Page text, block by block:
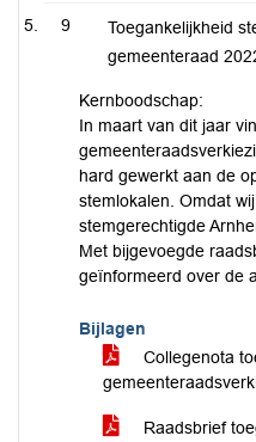
9
Toegankelijkheid
gemeenteraad
Kernboodschap:
In maart van dit jaar
hard gewerkt aan de
stemlokalen. Omdat
stemgerechtigde
Met bijgevoegde
geïnformeerd over de
Bijlagen
Collegenota
Raadsbrief